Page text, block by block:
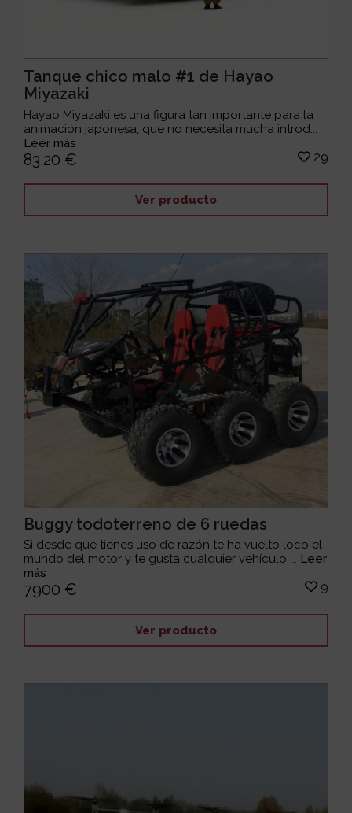
Tanque chico malo #1 de Hayao
Miyazaki
Hayao Miyazaki es una figura tan importante para la
animación japonesa, que no necesita mucha introd...
Leer más
83.20 € 29
Ver producto
Buggy todoterreno de 6 ruedas
Si desde que tienes uso de razón te ha vuelto loco el
mundo del motor y te gusta cualquier vehículo ... Leer
más
7900 € 9
Ver producto